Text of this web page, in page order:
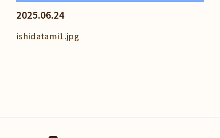
2025.06.24
ishidatami1.jpg